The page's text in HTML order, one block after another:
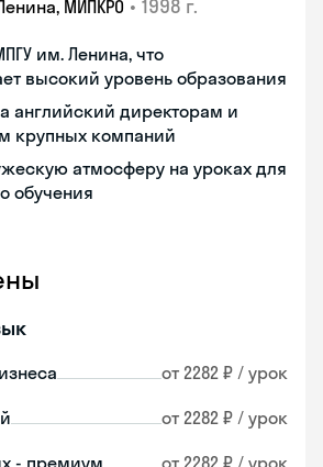
МИПКРО • 1998 г.
им. Ленина, что
высокий уровень образования
английский директорам и
крупных компаний
атмосферу на уроках для
обучения
от 2282 ₽ / урок
от 2282 ₽ / урок
- премиум от 2282 ₽ / урок